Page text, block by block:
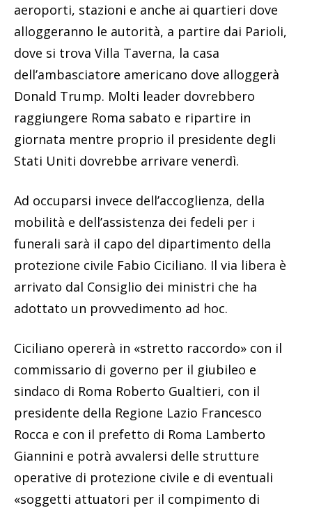
aeroporti, stazioni e anche ai quartieri dove
alloggeranno le autorità, a partire dai Parioli,
dove si trova Villa Taverna, la casa
dell’ambasciatore americano dove alloggerà
Donald Trump. Molti leader dovrebbero
raggiungere Roma sabato e ripartire in
giornata mentre proprio il presidente degli
Stati Uniti dovrebbe arrivare venerdì.
Ad occuparsi invece dell’accoglienza, della
mobilità e dell’assistenza dei fedeli per i
funerali sarà il capo del dipartimento della
protezione civile Fabio Ciciliano. Il via libera è
arrivato dal Consiglio dei ministri che ha
adottato un provvedimento ad hoc.
Ciciliano opererà in «stretto raccordo» con il
commissario di governo per il giubileo e
sindaco di Roma Roberto Gualtieri, con il
presidente della Regione Lazio Francesco
Rocca e con il prefetto di Roma Lamberto
Giannini e potrà avvalersi delle strutture
operative di protezione civile e di eventuali
«soggetti attuatori per il compimento di